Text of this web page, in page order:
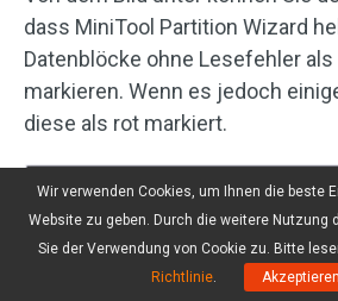
dass MiniTool Partition Wizard
Datenblöcke ohne Lesefehler als
markieren. Wenn es jedoch
diese als rot markiert.
Wir verwenden Cookies, um Ihnen die beste
Website zu geben. Durch die weitere Nutzung
Sie der Verwendung von Cookie zu. Bitte
Richtlinie. Akzeptieren